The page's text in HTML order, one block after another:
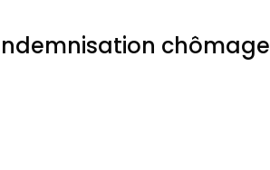
chômage